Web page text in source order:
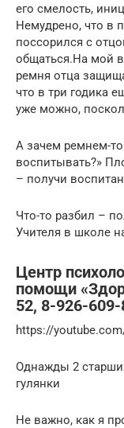
его смелость,
Немудрено, что в
поссорился с
общаться.На мой
ремня отца
что в три годика
уже можно,
А зачем ремнем-
воспитывать?»
– получи
Что-то разбил –
Учителя в школе
Центр
помощи
52, 8-926-
https://
Однажды 2
гулянки
Не важно, как я